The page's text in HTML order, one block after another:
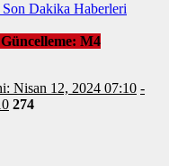
Dakika Haberleri
M4
Nisan 12, 2024 07:10 -
274